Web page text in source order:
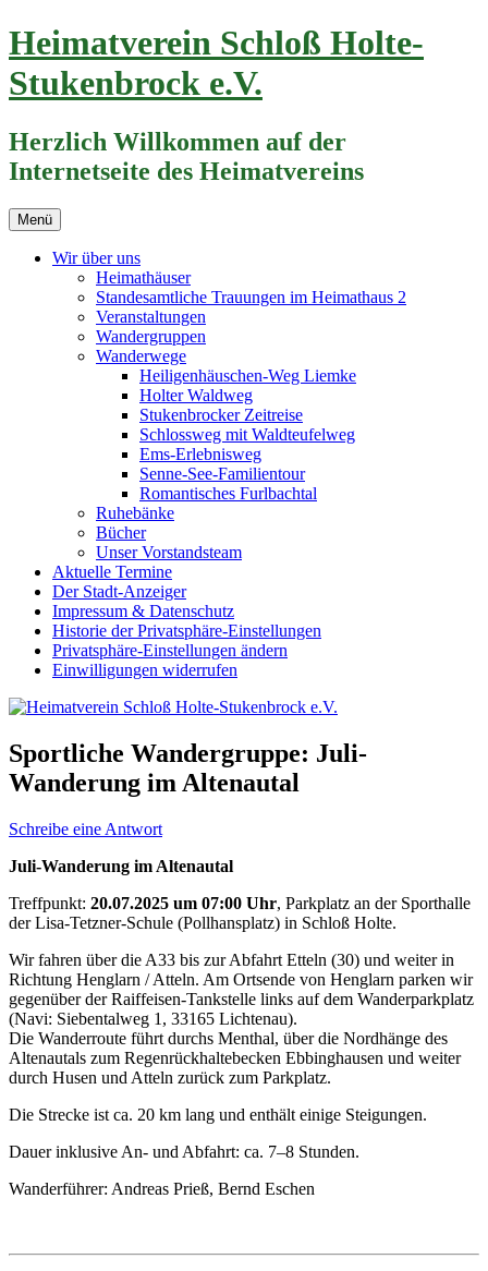
Zum
Inhalt
springen
Heimatverein Schloß Holte-
Stukenbrock e.V.
Herzlich Willkommen auf der
Internetseite des Heimatvereins
Menü
Wir über uns
Heimathäuser
Standesamtliche Trauungen im Heimathaus 2
Veranstaltungen
Wandergruppen
Wanderwege
Heiligenhäuschen-Weg Liemke
Holter Waldweg
Stukenbrocker Zeitreise
Schlossweg mit Waldteufelweg
Ems-Erlebnisweg
Senne-See-Familientour
Romantisches Furlbachtal
Ruhebänke
Bücher
Unser Vorstandsteam
Aktuelle Termine
Der Stadt-Anzeiger
Impressum & Datenschutz
Historie der Privatsphäre-Einstellungen
Privatsphäre-Einstellungen ändern
Einwilligungen widerrufen
Sportliche Wandergruppe: Juli-
Wanderung im Altenautal
Schreibe eine Antwort
Juli-Wanderung im Altenautal
Treffpunkt: 20.07.2025 um 07:00 Uhr, Parkplatz an der Sporthalle
der Lisa-Tetzner-Schule (Pollhansplatz) in Schloß Holte.
Wir fahren über die A33 bis zur Abfahrt Etteln (30) und weiter in
Richtung Henglarn / Atteln. Am Ortsende von Henglarn parken wir
gegenüber der Raiffeisen-Tankstelle links auf dem Wanderparkplatz
(Navi: Siebentalweg 1, 33165 Lichtenau).
Die Wanderroute führt durchs Menthal, über die Nordhänge des
Altenautals zum Regenrückhaltebecken Ebbinghausen und weiter
durch Husen und Atteln zurück zum Parkplatz.
Die Strecke ist ca. 20 km lang und enthält einige Steigungen.
Dauer inklusive An- und Abfahrt: ca. 7–8 Stunden.
Wanderführer: Andreas Prieß, Bernd Eschen